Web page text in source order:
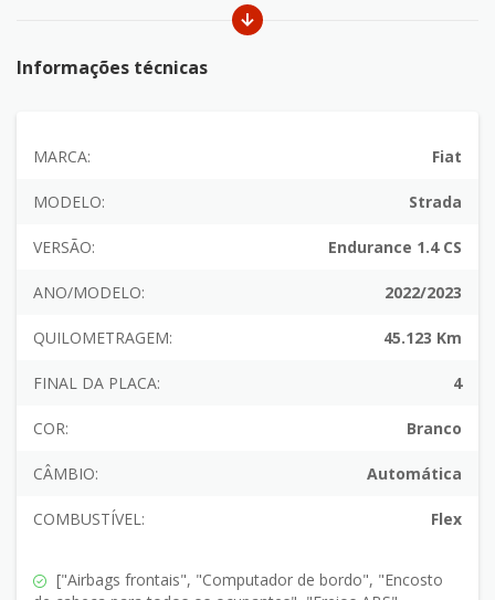
Informações técnicas
MARCA: Fiat
MODELO: Strada
VERSÃO: Endurance 1.4 CS
ANO/MODELO: 2022/2023
QUILOMETRAGEM: 45.123 Km
FINAL DA PLACA: 4
COR: Branco
CÂMBIO: Automática
COMBUSTÍVEL: Flex
["Airbags frontais", "Computador de bordo", "Encosto